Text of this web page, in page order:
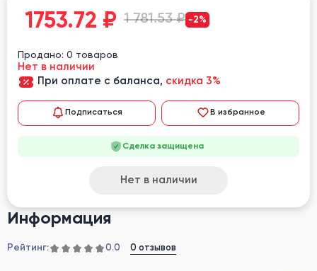
Информация
Рейтинг: 0.0 0 отзывов
1753.72 ₽ 1 781.53 ₽ -2%
Продано: 0 товаров
Нет в наличии
При оплате с баланса, скидка 3%
Подписаться В избранное
Сделка защищена
Нет в наличии